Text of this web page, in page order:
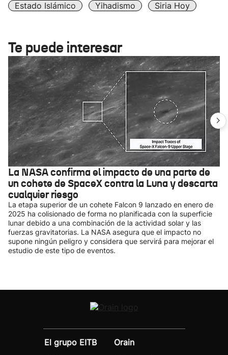
Estado Islámico
Yihadismo Siria Hoy
Te puede interesar
La NASA confirma el impacto de una parte de
un cohete de SpaceX contra la Luna y descarta
cualquier riesgo
La etapa superior de un cohete Falcon 9 lanzado en enero de
2025 ha colisionado de forma no planificada con la superficie
lunar debido a una combinación de la actividad solar y las
fuerzas gravitatorias. La NASA asegura que el impacto no
supone ningún peligro y considera que servirá para mejorar el
estudio de este tipo de eventos.
El grupo EITB
Orain